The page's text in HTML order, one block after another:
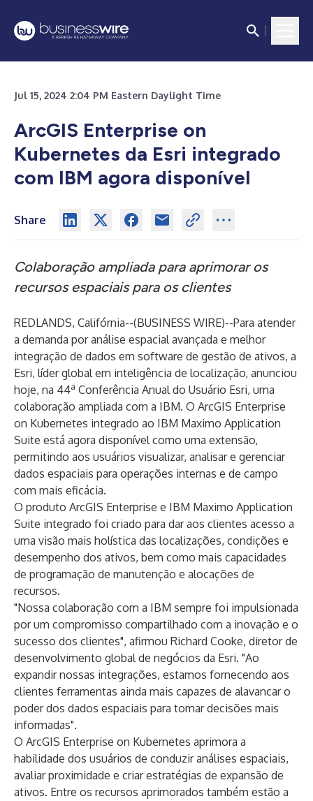
Jul 15, 2024 2:04 PM Eastern Daylight Time
ArcGIS Enterprise on
Kubernetes da Esri integrado
com IBM agora disponível
Share
Colaboração ampliada para aprimorar os
recursos espaciais para os clientes
REDLANDS, Califórnia--(BUSINESS WIRE)--Para atender
a demanda por análise espacial avançada e melhor
integração de dados em software de gestão de ativos, a
Esri, líder global em inteligência de localização, anunciou
hoje, na 44a Conferência Anual do Usuário Esri, uma
colaboração ampliada com a IBM. O ArcGIS Enterprise
on Kubernetes integrado ao IBM Maximo Application
Suite está agora disponível como uma extensão,
permitindo aos usuários visualizar, analisar e gerenciar
dados espaciais para operações internas e de campo
com mais eficácia.
O produto ArcGIS Enterprise e IBM Maximo Application
Suite integrado foi criado para dar aos clientes acesso a
uma visão mais holística das localizações, condições e
desempenho dos ativos, bem como mais capacidades
de programação de manutenção e alocações de
recursos.
"Nossa colaboração com a IBM sempre foi impulsionada
por um compromisso compartilhado com a inovação e o
sucesso dos clientes", afirmou Richard Cooke, diretor de
desenvolvimento global de negócios da Esri. "Ao
expandir nossas integrações, estamos fornecendo aos
clientes ferramentas ainda mais capazes de alavancar o
poder dos dados espaciais para tomar decisões mais
informadas".
O ArcGIS Enterprise on Kubernetes aprimora a
habilidade dos usuários de conduzir análises espaciais,
avaliar proximidade e criar estratégias de expansão de
ativos. Entre os recursos aprimorados também estão a